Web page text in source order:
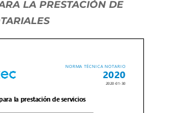
LA PRESTACIÓN DE